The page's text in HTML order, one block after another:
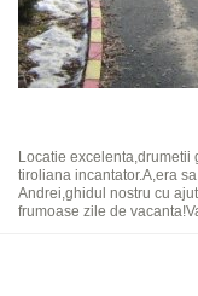
Locatie excelenta,drumetii
tiroliana incantator.A,era
Andrei,ghidul nostru cu
frumoase zile de